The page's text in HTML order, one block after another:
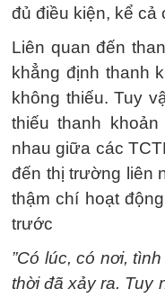
đủ điều kiện, kể cả
Liên quan đến
khẳng định thanh
không thiếu. Tuy
thiếu thanh
nhau giữa các
đến thị trường liên
thậm chí hoạt
trước
”Có lúc, có nơi,
thời đã xảy ra. Tuy